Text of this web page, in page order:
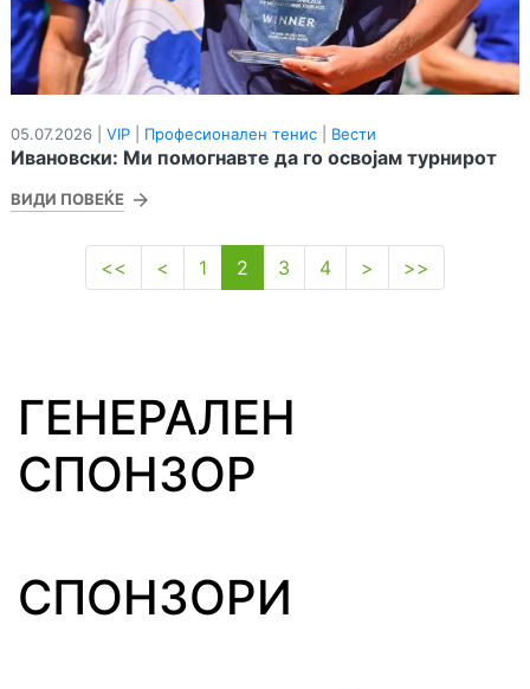
05.07.2026 | VIP Професионален тенис Вести
Ивановски: Ми помогнавте да го освојам турнирот
ВИДИ ПОВЕЌЕ
<< < 1 2 3 4 > >>
ГЕНЕРАЛЕН
СПОНЗОР
СПОНЗОРИ